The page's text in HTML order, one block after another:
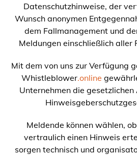
Datenschutzhinweise, der
Wunsch anonymen
dem Fallmanagement und
Meldungen einschließlich aller
Mit dem von uns zur Verfügung
Whistleblower.online
Unternehmen die
Meldende können wählen,
vertraulich einen Hinweis
sorgen technisch und